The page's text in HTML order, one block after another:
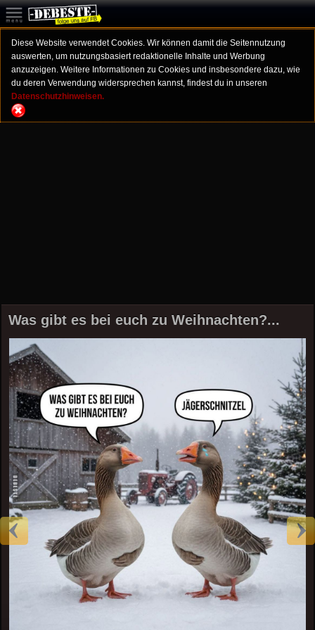
Diese Website verwendet Cookies. Wir können damit die Seitennutzung
auswerten, um nutzungsbasiert redaktionelle Inhalte und Werbung
anzuzeigen. Weitere Informationen zu Cookies und insbesondere dazu, wie
du deren Verwendung widersprechen kannst, findest du in unseren
Datenschutzhinweisen.
Was gibt es bei euch zu Weihnachten?...